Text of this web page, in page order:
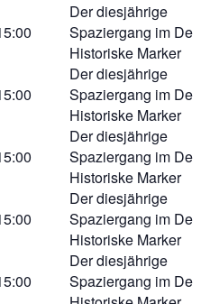
Der diesjährige
Spaziergang im De
Historiske Marker
Der diesjährige
Spaziergang im De
Historiske Marker
Der diesjährige
Spaziergang im De
Historiske Marker
Der diesjährige
Spaziergang im De
Historiske Marker
Der diesjährige
Spaziergang im De